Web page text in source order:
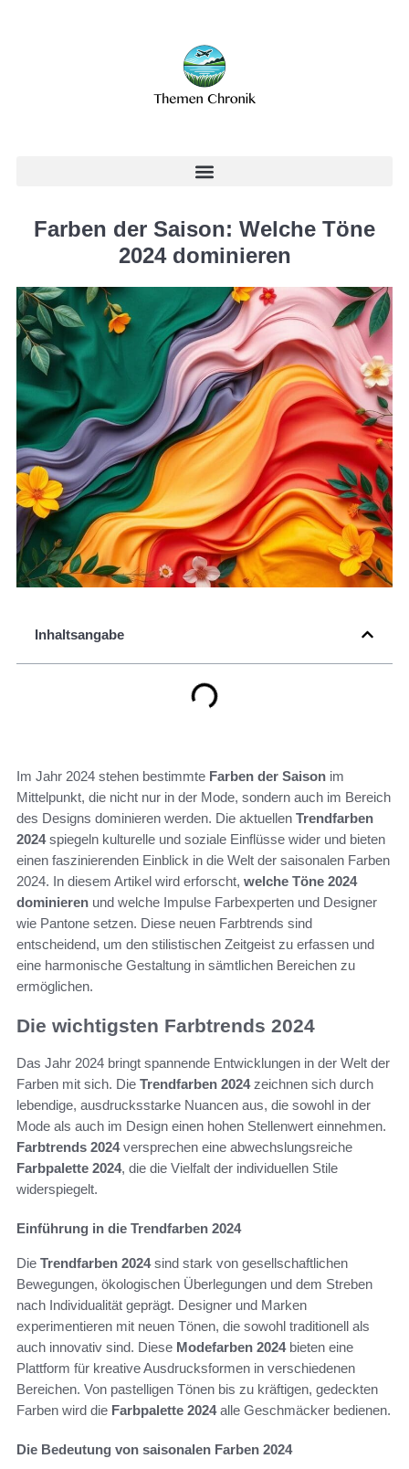
Farben der Saison: Welche Töne
2024 dominieren
Inhaltsangabe
Im Jahr 2024 stehen bestimmte Farben der Saison im
Mittelpunkt, die nicht nur in der Mode, sondern auch im Bereich
des Designs dominieren werden. Die aktuellen Trendfarben
2024spiegeln kulturelle und soziale Einflüsse wider und bieten
einen faszinierenden Einblick in die Welt der saisonalen Farben
2024. In diesem Artikel wird erforscht, welche Töne 2024
dominieren und welche Impulse Farbexperten und Designer
wie Pantone setzen. Diese neuen Farbtrends sind
entscheidend, um den stilistischen Zeitgeist zu erfassen und
eine harmonische Gestaltung in sämtlichen Bereichen zu
ermöglichen.
Die wichtigsten Farbtrends 2024
Das Jahr 2024 bringt spannende Entwicklungen in der Welt der
Farben mit sich. Die Trendfarben 2024zeichnen sich durch
lebendige, ausdrucksstarke Nuancen aus, die sowohl in der
Mode als auch im Design einen hohen Stellenwert einnehmen.
Farbtrends 2024versprechen eine abwechslungsreiche
Farbpalette 2024, die die Vielfalt der individuellen Stile
widerspiegelt.
Einführung in die Trendfarben 2024
Die Trendfarben 2024sind stark von gesellschaftlichen
Bewegungen, ökologischen Überlegungen und dem Streben
nach Individualität geprägt. Designer und Marken
experimentieren mit neuen Tönen, die sowohl traditionell als
auch innovativ sind. Diese Modefarben 2024bieten eine
Plattform für kreative Ausdrucksformen in verschiedenen
Bereichen. Von pastelligen Tönen bis zu kräftigen, gedeckten
Farben wird die Farbpalette 2024alle Geschmäcker bedienen.
Die Bedeutung von saisonalen Farben 2024